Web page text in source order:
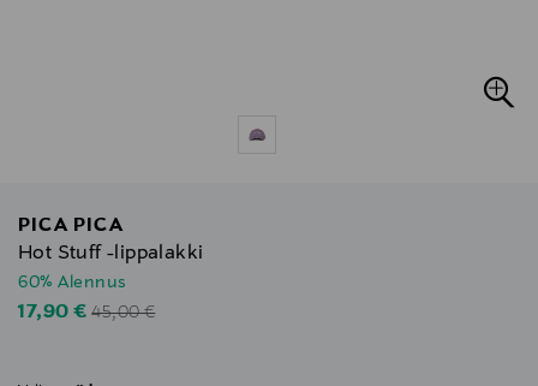
PICA PICA
Hot Stuff -lippalakki
60% Alennus
Discounted Price
17,90 €Original Price
45,00 €